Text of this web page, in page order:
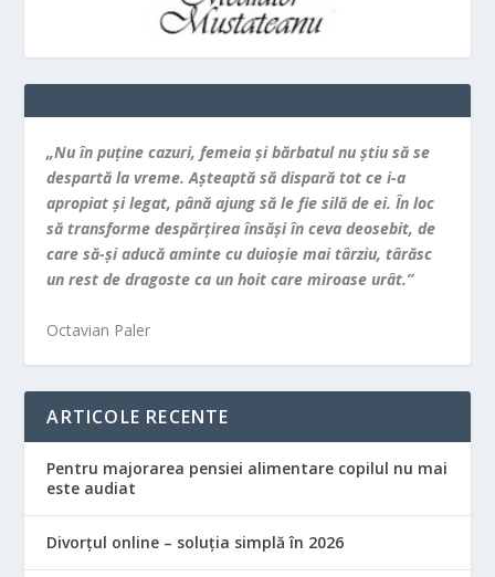
„Nu în puţine cazuri, femeia şi bărbatul nu ştiu să se
despartă la vreme. Aşteaptă să dispară tot ce i-a
apropiat şi legat, până ajung să le fie silă de ei. În loc
să transforme despărţirea însăşi în ceva deosebit, de
care să-şi aducă aminte cu duioşie mai târziu, târăsc
un rest de dragoste ca un hoit care miroase urât.”
Octavian Paler
ARTICOLE RECENTE
Pentru majorarea pensiei alimentare copilul nu mai
este audiat
Divorțul online – soluția simplă în 2026